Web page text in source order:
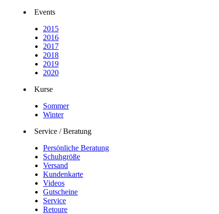
Events
2015
2016
2017
2018
2019
2020
Kurse
Sommer
Winter
Service / Beratung
Persönliche Beratung
Schuhgröße
Versand
Kundenkarte
Videos
Gutscheine
Service
Retoure